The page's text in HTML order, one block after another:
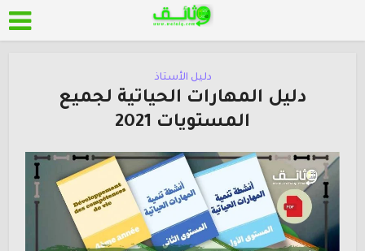
دليل الأستاذ
دليل المهارات الحياتية لجميع
المستويات 2021